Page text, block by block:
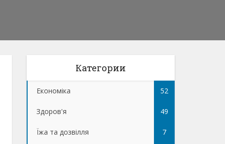
Категории
Економіка 52
Здоров'я 49
Їжа та дозвілля 7